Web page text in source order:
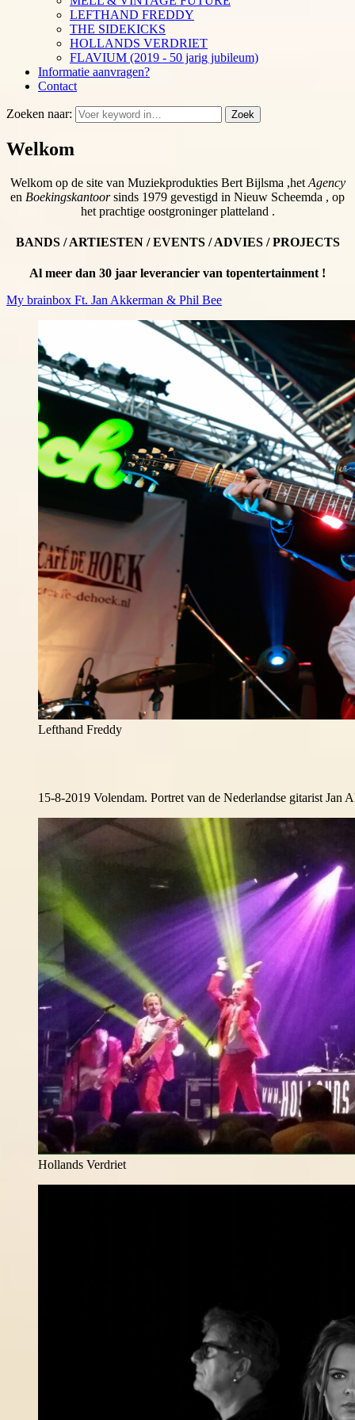
LEFTHAND FREDDY
THE SIDEKICKS
HOLLANDS VERDRIET
FLAVIUM (2019 - 50 jarig jubileum)
Informatie aanvragen?
Contact
Zoeken naar: Zoek
Welkom
Welkom op de site van Muziekprodukties Bert Bijlsma ,het Agency
en Boekingskantoorsinds 1979 gevestigd in Nieuw Scheemda , op
het prachtige oostgroninger platteland .
BANDS / ARTIESTEN / EVENTS / ADVIES / PROJECTS
Al meer dan 30 jaar leverancier van topentertainment !
My brainbox Ft. Jan Akkerman & Phil Bee
Lefthand Freddy
15-8-2019 Volendam. Portret van de Nederlandse gitarist Jan
Hollands Verdriet